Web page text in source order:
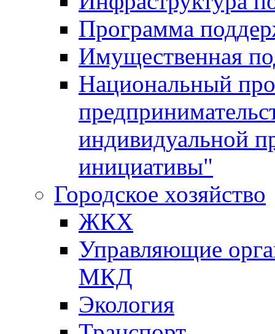
Программа
Имущественная
Национальный
индивидуальной
инициативы"
Городское хозяйство
ЖКХ
Управляющие
МКД
Экология